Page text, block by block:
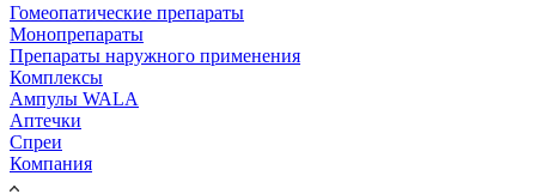
Гомеопатические препараты
Монопрепараты
Препараты наружного применения
Комплексы
Ампулы WALA
Аптечки
Спреи
Компания